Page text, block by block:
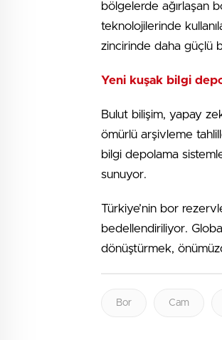
bölgelerde ağırlaşan
teknolojilerinde
zincirinde daha güçlü
Yeni kuşak bilgi
Bulut bilişim, yapay
ömürlü arşivleme
bilgi depolama
sunuyor.
Türkiye’nin bor
bedellendiriliyor.
dönüştürmek,
Bor Cam